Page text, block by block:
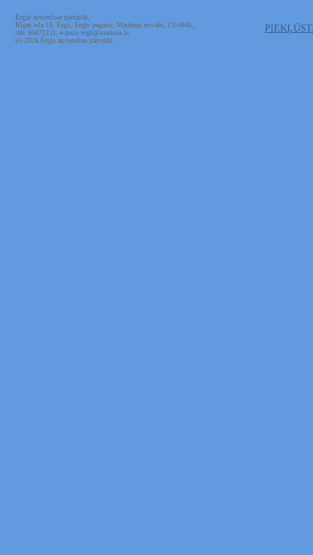
Ērgļu apvienības pārvalde,
Rīgas iela 10, Ērgļi, Ērgļu pagasts, Madonas novads, LV-4840,
tālr. 64871231, e-pasts ergli@madona.lv
(c) 2026 Ērgļu apvienības pārvalde